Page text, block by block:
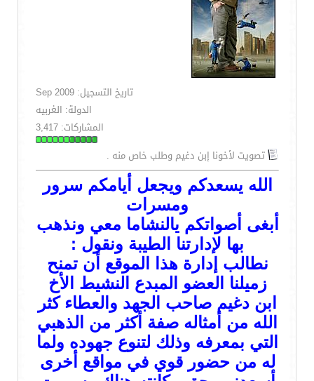
تاريخ التسجيل: Sep 2009
الدولة: الغربيه
المشاركات: 3,417
تصويت لأخونا إبن دغيم وطلب خاص منه .
الله يسعدكم ويجعل أيامكم سرور
ومسرات
أبغى أصواتكم يالنشاما معي ونذهب
بها لإدارتنا الطيبة ونقول :
نطالب إدارة هذا الموقع أن تمنح
زميلنا العضو المبدع النشيط الأخ
ابن دغيم صاحب الجهد والعطاء كثر
الله من أمثاله صفة أكثر من الذهبي
التي بمعرفه وذلك لتنوع جهوده ولما
له من حضور قوي في مواقع أخرى